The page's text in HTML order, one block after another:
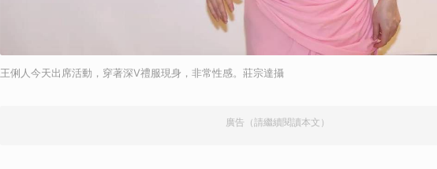
王俐人今天出席活動，穿著深V禮服現身，非常性感。莊宗達攝
廣告（請繼續閱讀本文）